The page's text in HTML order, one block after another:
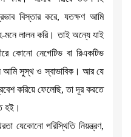
বিস্তার করে, যতক্ষণ আমি
মনে লালন করি। তাই অন্যে যাই
কোনো নেগেটিভ বা রিএকটিভ
আমি সুস্থ ও স্বাভাবিক। আর যে
করিয়ে ফেলেছি, তা দূর করতে
হই।
যেকোনো পরিস্থিতি নিয়ন্ত্রণ,